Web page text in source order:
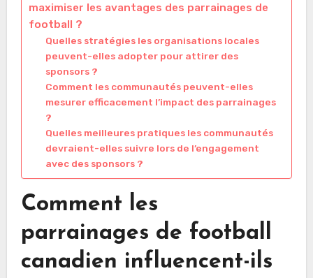
maximiser les avantages des parrainages de
football ?
Quelles stratégies les organisations locales
peuvent-elles adopter pour attirer des
sponsors ?
Comment les communautés peuvent-elles
mesurer efficacement l’impact des parrainages
?
Quelles meilleures pratiques les communautés
devraient-elles suivre lors de l’engagement
avec des sponsors ?
Comment les
parrainages de football
canadien influencent-ils